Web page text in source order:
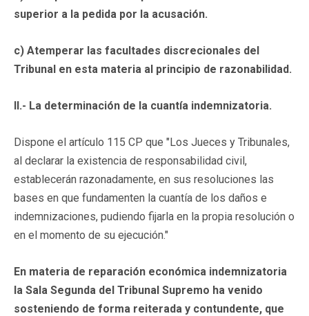
superior a la pedida por la acusación.
c) Atemperar las facultades discrecionales del
Tribunal en esta materia al principio de razonabilidad.
II.- La determinación de la cuantía indemnizatoria.
Dispone el artículo 115 CP que "Los Jueces y Tribunales,
al declarar la existencia de responsabilidad civil,
establecerán razonadamente, en sus resoluciones las
bases en que fundamenten la cuantía de los daños e
indemnizaciones, pudiendo fijarla en la propia resolución o
en el momento de su ejecución."
En materia de reparación económica indemnizatoria
la Sala Segunda del Tribunal Supremo ha venido
sosteniendo de forma reiterada y contundente, que